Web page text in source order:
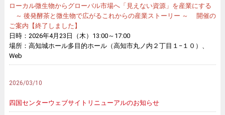
ローカル微生物からグローバル市場へ「見えない資源」を産業にする
～ 後発酵茶と微生物で広がるこれからの産業ストーリー ～ 開催の
ご案内【終了しました】
日時：2026年4月23日（木）13:00～17:00
場所：高知城ホール多目的ホール（高知市丸ノ内２丁目１−１０）、
Web
2026/03/10
四国センターウェブサイトリニューアルのお知らせ